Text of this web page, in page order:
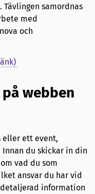
samordnas
med
och
webben
eller ett event,
du skickar in din
vad du som
ansvar du har vid
information